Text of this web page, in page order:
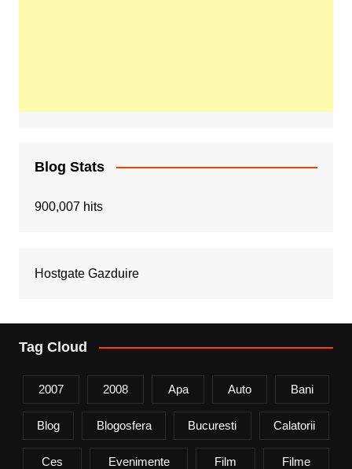
Blog Stats
900,007 hits
Hostgate Gazduire
Tag Cloud
2007 2008 Apa Auto Bani
Blog Blogosfera Bucuresti Calatorii
Ces Evenimente Film Filme